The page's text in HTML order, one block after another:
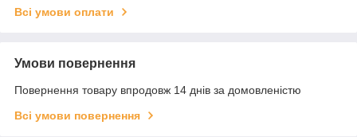
Всі умови оплати
Умови повернення
Повернення товару впродовж 14 днів за домовленістю
Всі умови повернення